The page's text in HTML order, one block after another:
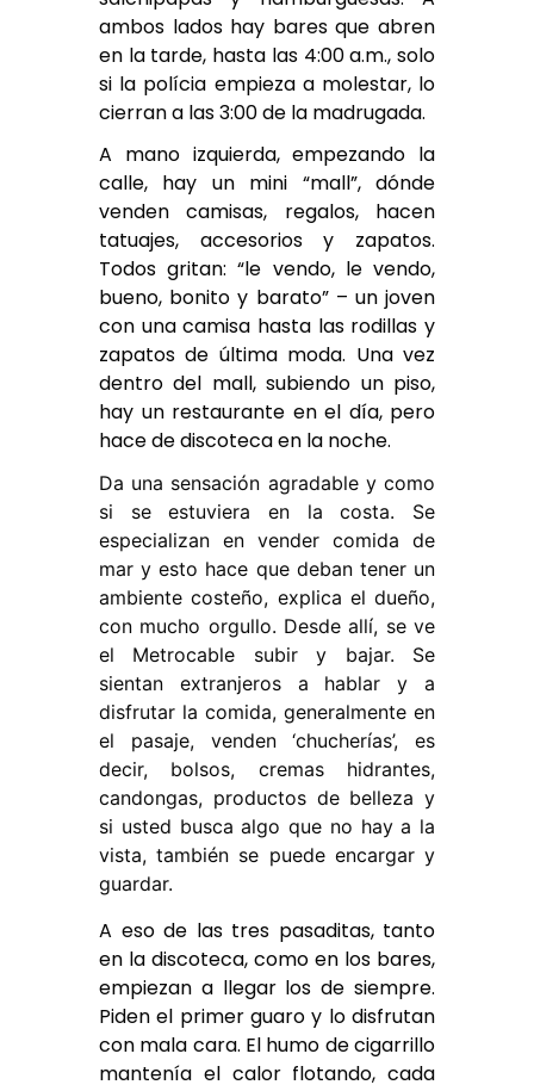
ambos lados hay bares que abren
en la tarde, hasta las 4:00 a.m., solo
si la polícia empieza a molestar, lo
cierran a las 3:00 de la madrugada.
A mano izquierda, empezando la
calle, hay un mini “mall”, dónde
venden camisas, regalos, hacen
tatuajes, accesorios y zapatos.
Todos gritan: “le vendo, le vendo,
bueno, bonito y barato” – un joven
con una camisa hasta las rodillas y
zapatos de última moda. Una vez
dentro del mall, subiendo un piso,
hay un restaurante en el día, pero
hace de discoteca en la noche.
Da una sensación agradable y como
si se estuviera en la costa. Se
especializan en vender comida de
mar y esto hace que deban tener un
ambiente costeño, explica el dueño,
con mucho orgullo. Desde allí, se ve
el Metrocable subir y bajar. Se
sientan extranjeros a hablar y a
disfrutar la comida, generalmente en
el pasaje, venden ‘chucherías’, es
decir, bolsos, cremas hidrantes,
candongas, productos de belleza y
si usted busca algo que no hay a la
vista, también se puede encargar y
guardar.
A eso de las tres pasaditas, tanto
en la discoteca, como en los bares,
empiezan a llegar los de siempre.
Piden el primer guaro y lo disfrutan
con mala cara. El humo de cigarrillo
mantenía el calor flotando, cada